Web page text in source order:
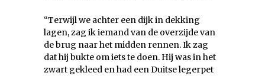
“Terwijl we achter een dijk in dekking
lagen, zag ik iemand van de overzijde van
de brug naar het midden rennen. Ik zag
dat hij bukte om iets te doen. Hij was in het
zwart gekleed en had een Duitse legerpet